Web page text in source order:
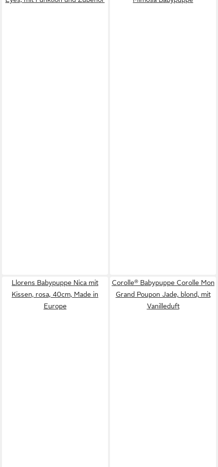
Llorens Babypuppe Nica mit
Kissen, rosa, 40cm, Made in
Europe
Corolle® Babypuppe Corolle Mon
Grand Poupon Jade, blond, mit
Vanilleduft